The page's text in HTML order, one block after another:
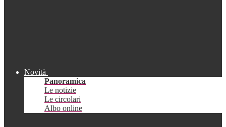
Novità
Panoramica
Le notizie
Le circolari
Albo online